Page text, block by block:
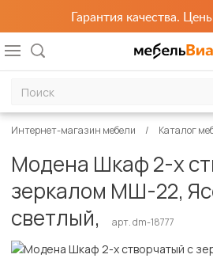
Гарантия качества.
Интернет-магазин мебели Каталог
Модена Шкаф 2-х
зеркалом МШ-22,
светлый,
арт. dm-18777